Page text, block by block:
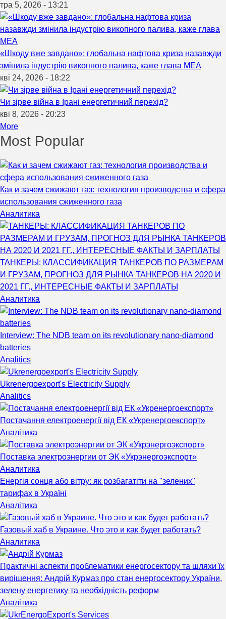
тра 5, 2026 - 13:21
«Шкоду вже завдано»: глобальна нафтова криза назавжди
змінила індустрію викопного палива, каже глава МЕА
кві 24, 2026 - 18:22
Чи зірве війна в Ірані енергетичний перехід?
кві 8, 2026 - 20:23
More
Most Popular
Как и зачем сжижают газ: технология производства и сфера
использования сжиженного газа
Аналитика
ТАНКЕРЫ: КЛАССИФИКАЦИЯ ТАНКЕРОВ ПО РАЗМЕРАМ
И ГРУЗАМ, ПРОГНОЗ ДЛЯ РЫНКА ТАНКЕРОВ НА 2020 И
2021 ГГ., ИНТЕРЕСНЫЕ ФАКТЫ И ЗАРПЛАТЫ
Аналитика
Interview: The NDB team on its revolutionary nano-diamond
batteries
Analitics
Ukrenergoexport's Electricity Supply
Analitics
Постачання електроенергії від ЕК «Укренергоекспорт»
Аналітика
Поставка электроэнергии от ЭК «Укрэнергоэкспорт»
Аналитика
Енергія сонця або вітру: як розбагатіти на "зелених"
тарифах в Україні
Аналітика
Газовый хаб в Украине. Что это и как будет работать?
Аналитика
Практичні аспекти проблематики енергосектору та шляхи їх
вирішення: Андрій Курмаз про стан енергосектору України,
зелену енергетику та необхідність реформ
Аналітика